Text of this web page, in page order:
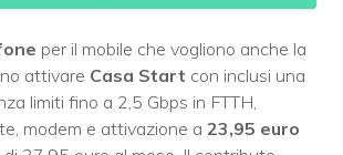
per il mobile che vogliono anche la
attivare Casa Start con inclusi una
limiti fino a 2,5 Gbps in FTTH,
modem e attivazione a 23,95 euro